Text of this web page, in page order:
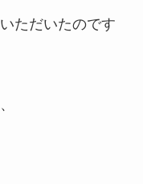
ただいたのです